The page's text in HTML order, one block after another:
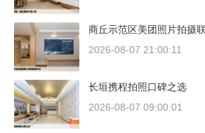
商丘示范区美团照片拍摄
2026-08-07 21:00:11
长垣携程拍照口碑之选
2026-08-07 09:00:01